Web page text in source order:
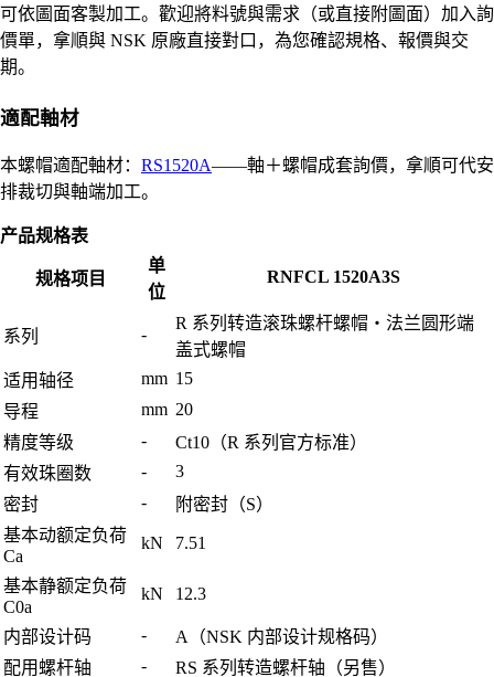
可依圖面客製加工。歡迎將料號與需求（或直接附圖面）加入詢
價單，拿順與 NSK 原廠直接對口，為您確認規格、報價與交
期。
適配軸材
本螺帽適配軸材： RS1520A——軸＋螺帽成套詢價，拿順可代安
排裁切與軸端加工。
产品规格表
规格项目
单
位
RNFCL 1520A3S
系列 -
R 系列转造滚珠螺杆螺帽・法兰圆形端
盖式螺帽
适用轴径
mm 15
导程
mm 20
精度等级
-
Ct10（R 系列官方标准）
有效珠圈数
-
3
密封
-
附密封（S）
基本动额定负荷
Ca
kN 7.51
基本静额定负荷
C0a
kN 12.3
内部设计码 -
A（NSK 内部设计规格码）
配用螺杆轴
- RS 系列转造螺杆轴（另售）